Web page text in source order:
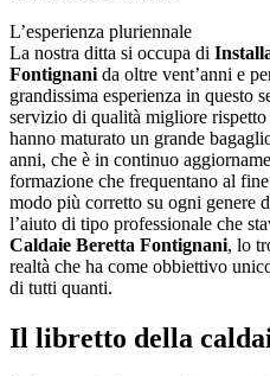
L’esperienza pluriennale
La nostra ditta si occupa di
Fontignani da oltre vent’anni e
grandissima esperienza in questo
servizio di qualità migliore
hanno maturato un grande
anni, che è in continuo
formazione che frequentano al
modo più corretto su ogni genere
l’aiuto di tipo professionale che
Caldaie Beretta Fontignani, lo
realtà che ha come obbiettivo
di tutti quanti.
Il libretto della